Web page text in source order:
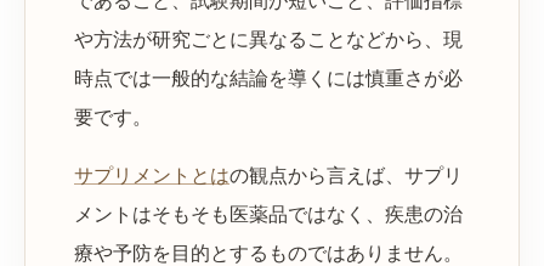
や方法が研究ごとに異なることなどから、現
時点では一般的な結論を導くには慎重さが必
要です。
サプリメントとはの観点から言えば、サプリ
メントはそもそも医薬品ではなく、疾患の治
療や予防を目的とするものではありません。